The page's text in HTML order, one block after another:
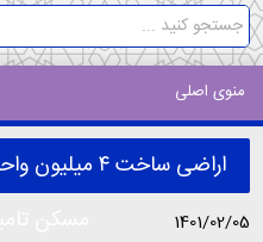
منوی اصلی
اراضی ساخت
1401/02/05